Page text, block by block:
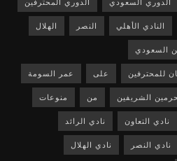
النادي الأهلي النصر الهلال
السعودي
للمحترفين على عمر السومة
الشريفين من منوعات
نادي التعاون نادي الرائد
نادي النصر نادي الهلال